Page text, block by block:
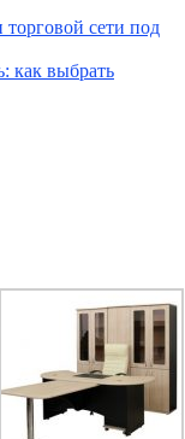
сети под
как выбрать